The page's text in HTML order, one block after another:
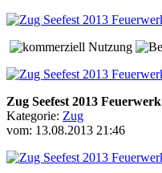
Zug Seefest 2013 Feuerwerk
Kategorie: Zug
vom: 13.08.2013 21:46